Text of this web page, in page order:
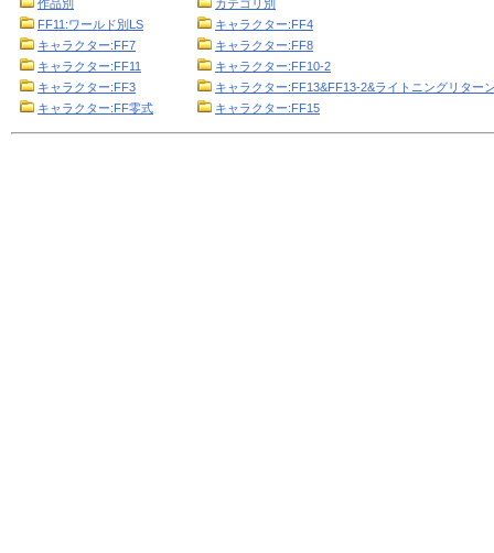
作品別
カテゴリ別
FF11:ワールド別LS
キャラクター:FF4
キャラクター:FF7
キャラクター:FF8
キャラクター:FF11
キャラクター:FF10-2
キャラクター:FF3
キャラクター:FF13&FF13-2&ライトニングリター
キャラクター:FF零式
キャラクター:FF15